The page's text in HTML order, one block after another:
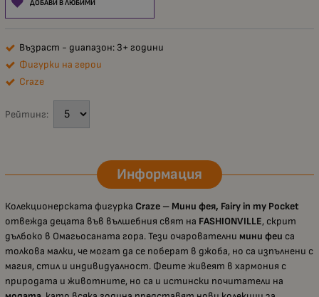
ДОБАВИ В ЛЮБИМИ
Възраст - диапазон: 3+ години
Фигурки на герои
Craze
Рейтинг:
Информация
Колекционерската фигурка Craze – Мини фея, Fairy in my Pocket
отвежда децата във вълшебния свят на FASHIONVILLE, скрит
дълбоко в Омагьосаната гора. Тези очарователни мини феи са
толкова малки, че могат да се поберат в джоба, но са изпълнени с
магия, стил и индивидуалност. Феите живеят в хармония с
природата и животните, но са и истински почитатели на